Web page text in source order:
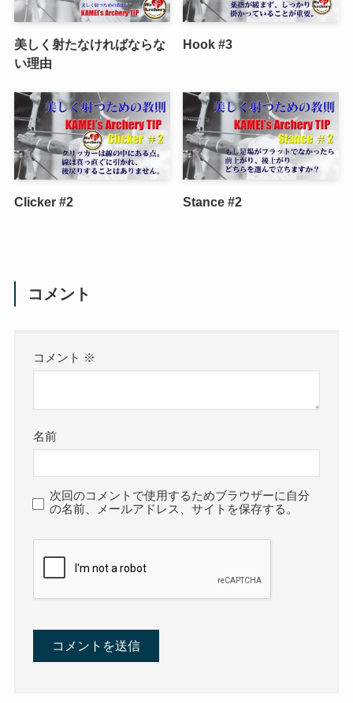
美しく射たなければならな
い理由
Hook #3
Clicker #2 Stance #2
コメント
コメント ※
名前
次回のコメントで使用するためブラウザーに自分
の名前、メールアドレス、サイトを保存する。